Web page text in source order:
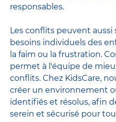
responsables.
Les conflits peuvent aussi
besoins individuels des
la faim ou la frustration.
permet à l'équipe de
conflits. Chez KidsCare,
créer un environnement
identifiés et résolus, afin
serein et sécurisé pour